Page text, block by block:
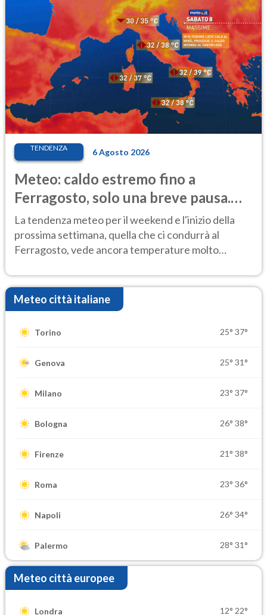
TENDENZA 6 Agosto 2026
Meteo: caldo estremo fino a
Ferragosto, solo una breve pausa.
Ecco dove
La tendenza meteo per il weekend e l'inizio della
prossima settimana, quella che ci condurrà al
Ferragosto, vede ancora temperature molto
Meteo città italiane
Torino 25° 37°
Genova 25° 31°
Milano 23° 37°
Bologna 26° 38°
Firenze 21° 38°
Roma 23° 36°
Napoli 26° 34°
Palermo 28° 31°
Meteo città europee
Londra 12° 22°